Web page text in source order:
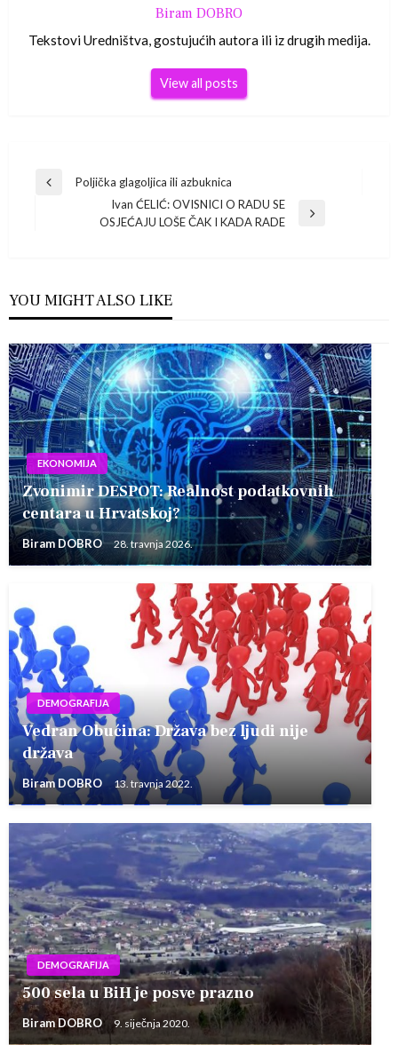
Biram DOBRO
Tekstovi Uredništva, gostujućih autora ili iz drugih medija.
View all posts
Navigacija
objava
Previous
Poljička glagoljica ili azbuknica
Ivan ĆELIĆ: OVISNICI O RADU SE
OSJEĆAJU LOŠE ČAK I KADA RADE
YOU MIGHT ALSO LIKE
EKONOMIJA
Zvonimir DESPOT: Realnost podatkovnih
centara u Hrvatskoj?
Biram DOBRO 28. travnja 2026.
DEMOGRAFIJA
Vedran Obućina: Država bez ljudi nije
država
Biram DOBRO 13. travnja 2022.
DEMOGRAFIJA
500 sela u BiH je posve prazno
Biram DOBRO 9. siječnja 2020.